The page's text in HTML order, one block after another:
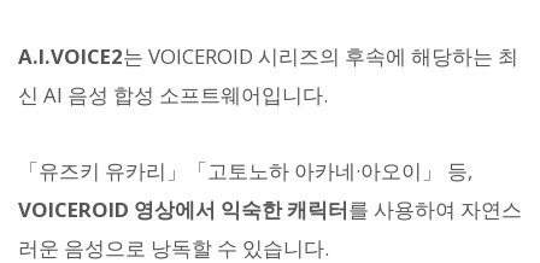
A.I.VOICE2는 VOICEROID 시리즈의 후속에 해당하는 최
신 AI 음성 합성 소프트웨어입니다.
「유즈키 유카리」「고토노하 아카네·아오이」 등,
VOICEROID 영상에서 익숙한 캐릭터를 사용하여 자연스
러운 음성으로 낭독할 수 있습니다.